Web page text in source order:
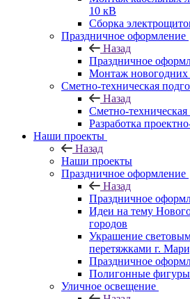
10 кВ
Сборка
Праздничное оформление
Назад
Праздничное
Монтаж новогодних
Сметно-техническая
Назад
Сметно-техническая
Разработка
Наши проекты
Назад
Наши проекты
Праздничное оформление
Назад
Праздничное
Идеи на тему
городов
Украшение
перетяжками г.
Праздничное
Полигонные
Уличное освещение